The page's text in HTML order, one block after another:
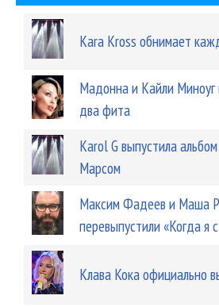
Kara Kross обнимает
Мадонна и Кайли Миноуг
два фита
Karol G выпустила
Марсом
Максим Фадеев и Маша
перевыпустили «Когда я
Клава Кока официально